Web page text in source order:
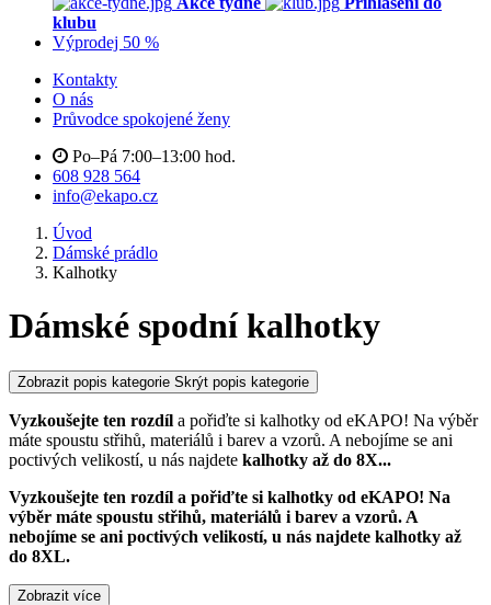
klubu
Výprodej 50 %
Kontakty
O nás
Průvodce spokojené ženy
Po–Pá 7:00–13:00 hod.
608 928 564
info@ekapo.cz
Úvod
Dámské prádlo
Kalhotky
Dámské spodní kalhotky
Zobrazit popis kategorie Skrýt popis kategorie
Vyzkoušejte ten rozdíl a pořiďte si kalhotky od eKAPO! Na výběr
máte spoustu střihů, materiálů i barev a vzorů. A nebojíme se ani
poctivých velikostí, u nás najdete kalhotky až do 8X...
Vyzkoušejte ten rozdíl a pořiďte si kalhotky od eKAPO! Na
výběr máte spoustu střihů, materiálů i barev a vzorů. A
nebojíme se ani poctivých velikostí, u nás najdete kalhotky až
do 8XL.
Zobrazit více